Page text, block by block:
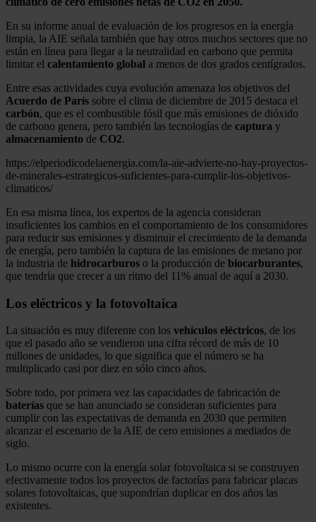
En su informe anual de evaluación de los progresos en la energía
limpia, la AIE señala también que hay otros muchos sectores que no
están en línea para llegar a la neutralidad en carbono que permita
limitar el calentamiento global a menos de dos grados centígrados.
Entre esas actividades cuya evolución amenaza los objetivos del
Acuerdo de París sobre el clima de diciembre de 2015 destaca el
carbón, que es el combustible fósil que más emisiones de dióxido
de carbono genera, pero también las tecnologías de captura y
almacenamiento de CO2.
https://elperiodicodelaenergia.com/la-aie-advierte-no-hay-proyectos-
de-minerales-estrategicos-suficientes-para-cumplir-los-objetivos-
climaticos/
En esa misma línea, los expertos de la agencia consideran
insuficientes los cambios en el comportamiento de los consumidores
para reducir sus emisiones y disminuir el crecimiento de la demanda
de energía, pero también la captura de las emisiones de metano por
la industria de hidrocarburos o la producción de biocarburantes,
que tendría que crecer a un ritmo del 11% anual de aquí a 2030.
Los eléctricos y la fotovoltaica
La situación es muy diferente con los vehículos eléctricos, de los
que el pasado año se vendieron una cifra récord de más de 10
millones de unidades, lo que significa que el número se ha
multiplicado casi por diez en sólo cinco años.
Sobre todo, por primera vez las capacidades de fabricación de
baterías que se han anunciado se consideran suficientes para
cumplir con las expectativas de demanda en 2030 que permiten
alcanzar el escenario de la AIE de cero emisiones a mediados de
siglo.
Lo mismo ocurre con la energía solar fotovoltaica si se construyen
efectivamente todos los proyectos de factorías para fabricar placas
solares fotovoltaicas, que supondrían duplicar en dos años las
existentes.